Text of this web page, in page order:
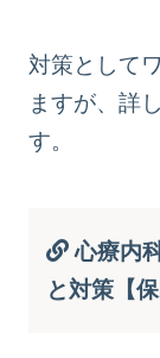
対策として
ますが、詳
す。
心療内
と対策【